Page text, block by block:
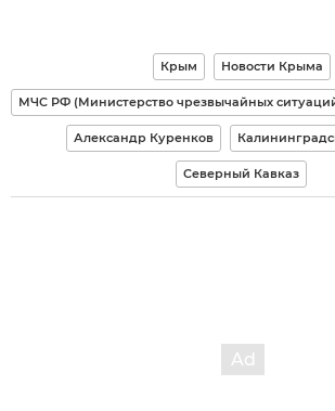
Крым Новости Крыма
Александр Куренков
Северный Кавказ